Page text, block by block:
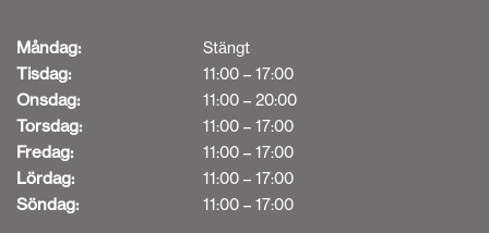
Måndag: Stängt
Tisdag: 11:00 – 17:00
Onsdag: 11:00 – 20:00
Torsdag: 11:00 – 17:00
Fredag: 11:00 – 17:00
Lördag: 11:00 – 17:00
Söndag: 11:00 – 17:00